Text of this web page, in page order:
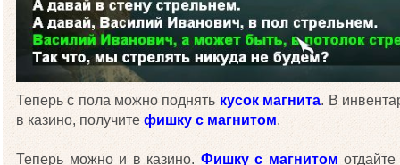
Теперь с пола можно поднять кусок магнита. В
в казино, получите фишку с магнитом.
Теперь можно и в казино. Фишку с магнитом